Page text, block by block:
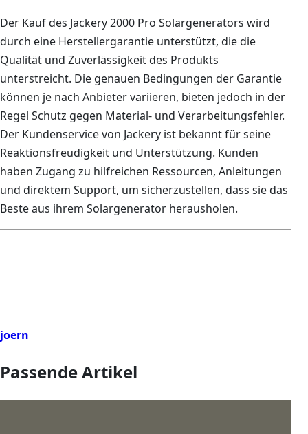
Der Kauf des Jackery 2000 Pro Solargenerators wird
durch eine Herstellergarantie unterstützt, die die
Qualität und Zuverlässigkeit des Produkts
unterstreicht. Die genauen Bedingungen der Garantie
können je nach Anbieter variieren, bieten jedoch in der
Regel Schutz gegen Material- und Verarbeitungsfehler.
Der Kundenservice von Jackery ist bekannt für seine
Reaktionsfreudigkeit und Unterstützung. Kunden
haben Zugang zu hilfreichen Ressourcen, Anleitungen
und direktem Support, um sicherzustellen, dass sie das
Beste aus ihrem Solargenerator herausholen.
joern
Passende Artikel